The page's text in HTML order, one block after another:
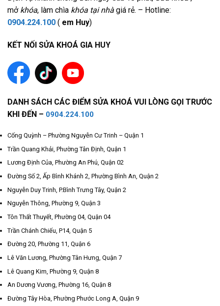
mở khóa, làm chìa khóa tại nhà giá rẻ. – Hotline:
0904.224.100 ( em Huy)
KẾT NỐI SỬA KHOÁ GIA HUY
DANH SÁCH CÁC ĐIỂM SỬA KHOÁ VUI LÒNG GỌI TRƯỚC
KHI ĐẾN – 0904.224.100
Cống Quỳnh – Phường Nguyễn Cư Trinh – Quận 1
Trần Quang Khải, Phường Tân Định, Quận 1
Lương Định Của, Phường An Phú, Quận 02
Đường Số 2, Ấp Bình Khánh 2, Phường Bình An, Quận 2
Nguyễn Duy Trinh, P.Bình Trưng Tây, Quận 2
Nguyễn Thông, Phường 9, Quận 3
Tôn Thất Thuyết, Phường 04, Quận 04
Trần Chánh Chiếu, P14, Quận 5
Đường 20, Phường 11, Quận 6
Lê Văn Lương, Phường Tân Hưng, Quận 7
Lê Quang Kim, Phường 9, Quận 8
An Dương Vương, Phường 16, Quận 8
Đường Tây Hòa, Phường Phước Long A, Quận 9